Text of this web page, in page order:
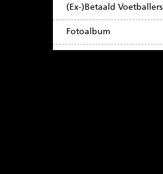
(Ex-)Betaald Voetballers
Fotoalbum